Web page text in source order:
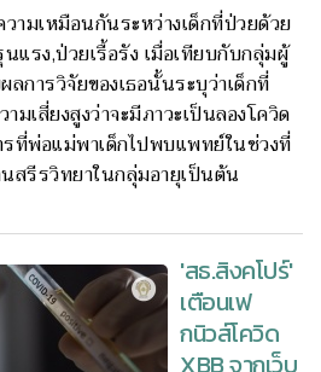
ามเหมือนกันระหว่างเด็กที่ป่วยด้วย
แรง,ป่วยเรื้อรัง เมื่อเทียบกับกลุ่มผู้
การวิจัยของเธอนั้นระบุว่าเด็กที่
มเสี่ยงสูงว่าจะมีภาวะเป็นลองโควิด
ที่พ่อแม่พาเด็กไปพบแพทย์ในช่วงที่
สรีรวิทยาในกลุ่มอายุเป็นต้น
'สธ.สิงคโปร์'
เตือนเฟ
กนิวส์โควิด
XBB จากเว็บ